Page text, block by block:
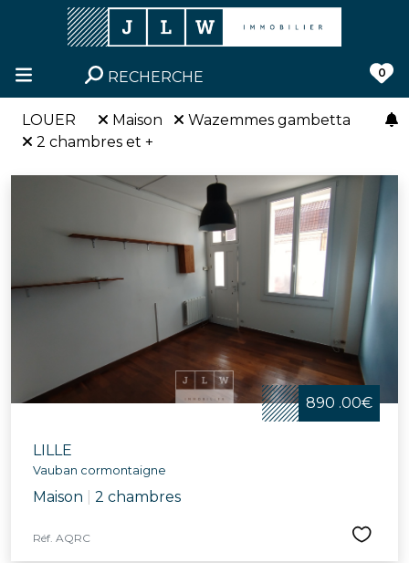
RECHERCHE 0
LOUER Maison
Wazemmes gambetta
2 chambres et +
890 .00€
LILLE
Vauban cormontaigne
Maison 2 chambres
Réf. AQRC